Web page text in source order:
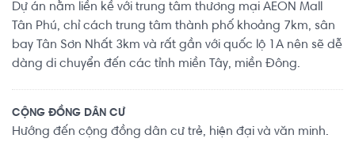
Dự án nằm liền kề với trung tâm thương mại AEON Mall
Tân Phú, chỉ cách trung tâm thành phố khoảng 7km, sân
bay Tân Sơn Nhất 3km và rất gần với quốc lộ 1A nên sẽ dễ
dàng di chuyển đến các tỉnh miền Tây, miền Đông.
CỘNG ĐỒNG DÂN CƯ
Hướng đến cộng đồng dân cư trẻ, hiện đại và văn minh.